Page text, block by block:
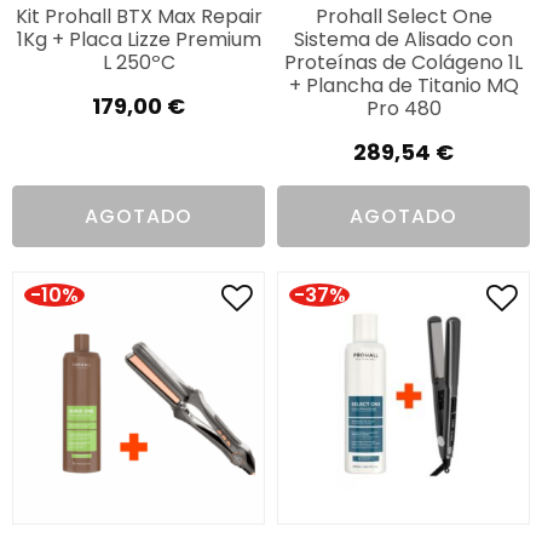
Kit Prohall BTX Max Repair
1Kg + Placa Lizze Premium
L 250ºC
179,00 €
AGOTADO
Prohall Select One
Sistema de Alisado con
Proteínas de Colágeno 1L
+ Plancha de Titanio MQ
Pro 480
289,54 €
AGOTADO
-10% -37%